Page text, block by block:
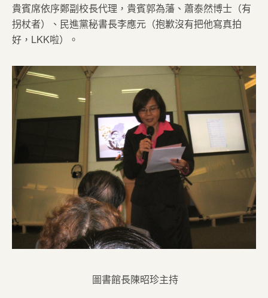
貴賓席依序鄭副校長代理，貴賓郭為藩、蕭泰然博士（有
拐杖者）、民進黨秘書長李應元（抱歉沒有把他寫真拍
好，LKK啦）。
圖書館長陳昭珍主持